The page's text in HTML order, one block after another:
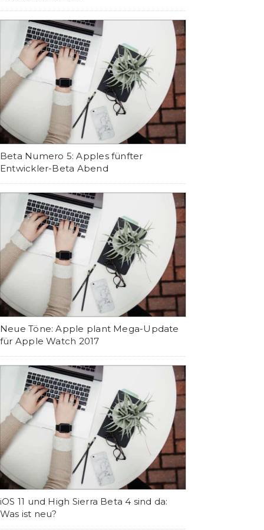
Beta Numero 5: Apples fünfter
Entwickler-Beta Abend
Neue Töne: Apple plant Mega-Update
für Apple Watch 2017
iOS 11 und High Sierra Beta 4 sind da:
Was ist neu?